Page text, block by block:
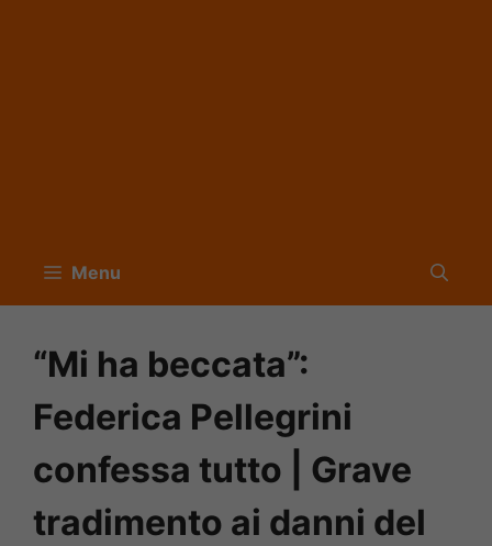
Menu
“Mi ha beccata”:
Federica Pellegrini
confessa tutto | Grave
tradimento ai danni del